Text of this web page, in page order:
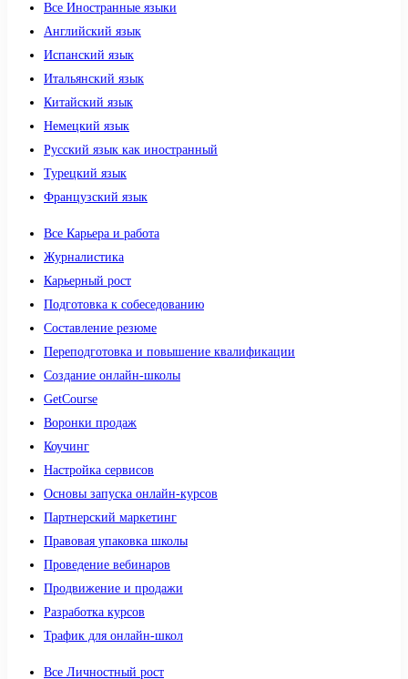
Все Иностранные языки
Английский язык
Испанский язык
Итальянский язык
Китайский язык
Немецкий язык
Русский язык как иностранный
Турецкий язык
Французский язык
Все Карьера и работа
Журналистика
Карьерный рост
Подготовка к собеседованию
Составление резюме
Переподготовка и повышение квалификации
Создание онлайн-школы
GetCourse
Воронки продаж
Коучинг
Настройка сервисов
Основы запуска онлайн-курсов
Партнерский маркетинг
Правовая упаковка школы
Проведение вебинаров
Продвижение и продажи
Разработка курсов
Трафик для онлайн-школ
Все Личностный рост